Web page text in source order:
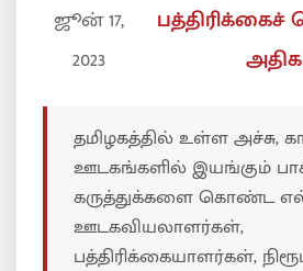
ஜூன் 17,
2023
பத்திரிக்கைச்
தமிழகத்தில் உள்ள அச்சு,
ஊடகங்களில் இயங்கும்
கருத்துக்களை கொண்ட
ஊடகவியலாளர்கள்,
பத்திரிக்கையாளர்கள்,